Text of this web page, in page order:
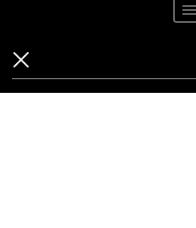
Toggle
navigation